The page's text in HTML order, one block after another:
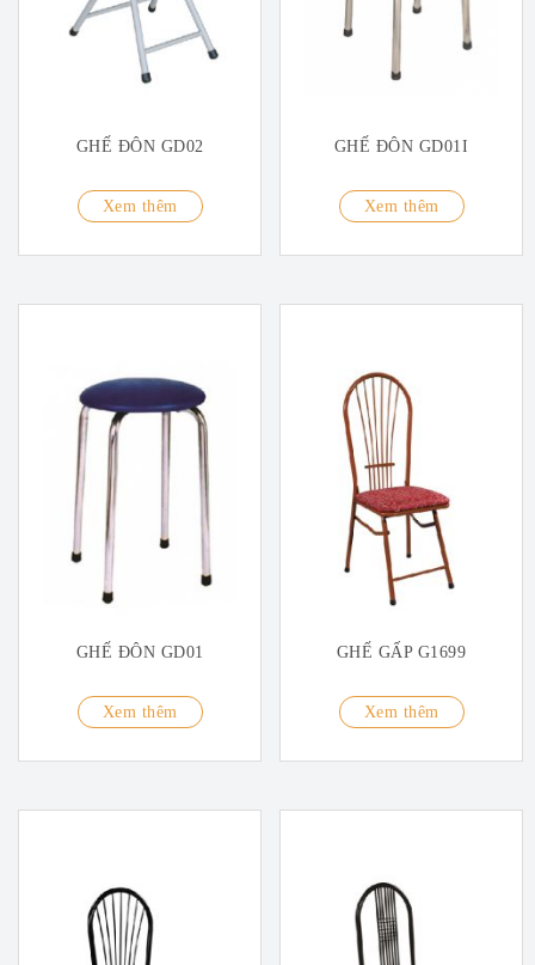
GHẾ ĐÔN GD02
Xem thêm
GHẾ ĐÔN GD01I
Xem thêm
GHẾ ĐÔN GD01
Xem thêm
GHẾ GẤP G1699
Xem thêm